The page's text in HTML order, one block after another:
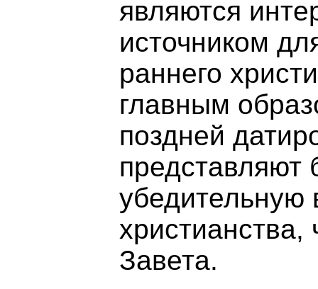
являются
источником
раннего
главным
поздней
представляют
убедительную
христианства,
Завета.